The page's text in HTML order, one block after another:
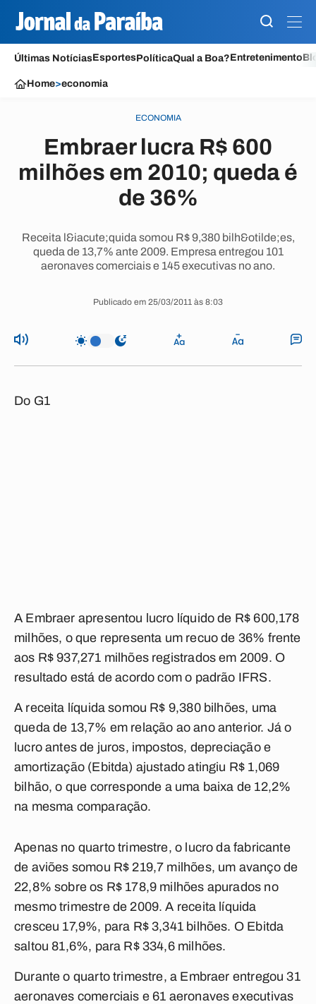
Últimas NotíciasEsportesPolíticaQual a Boa?Entretenimento
Home>economia
ECONOMIA
Embraer lucra R$ 600
milhões em 2010; queda é
de 36%
Receita l&iacute;quida somou R$ 9,380 bilh&otilde;es,
queda de 13,7% ante 2009. Empresa entregou 101
aeronaves comerciais e 145 executivas no ano.
Publicado em 25/03/2011 às 8:03
Do G1
A Embraer apresentou lucro líquido de R$ 600,178
milhões, o que representa um recuo de 36% frente
aos R$ 937,271 milhões registrados em 2009. O
resultado está de acordo com o padrão IFRS.
A receita líquida somou R$ 9,380 bilhões, uma
queda de 13,7% em relação ao ano anterior. Já o
lucro antes de juros, impostos, depreciação e
amortização (Ebitda) ajustado atingiu R$ 1,069
bilhão, o que corresponde a uma baixa de 12,2%
na mesma comparação.
Apenas no quarto trimestre, o lucro da fabricante
de aviões somou R$ 219,7 milhões, um avanço de
22,8% sobre os R$ 178,9 milhões apurados no
mesmo trimestre de 2009. A receita líquida
cresceu 17,9%, para R$ 3,341 bilhões. O Ebitda
saltou 81,6%, para R$ 334,6 milhões.
Durante o quarto trimestre, a Embraer entregou 31
aeronaves comerciais e 61 aeronaves executivas